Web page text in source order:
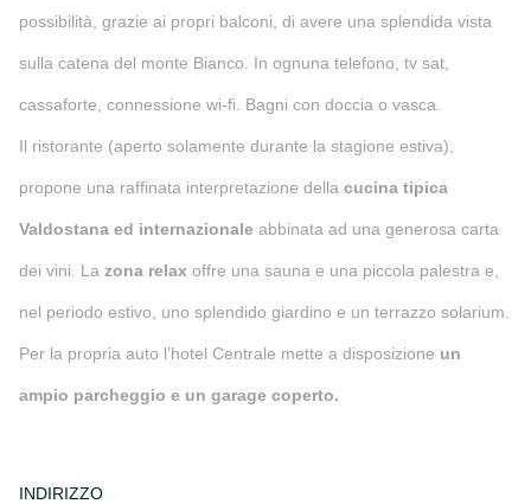
possibilità, grazie ai propri balconi, di avere una splendida vista
sulla catena del monte Bianco. In ognuna telefono, tv sat,
cassaforte, connessione wi-fi. Bagni con doccia o vasca.
Il ristorante (aperto solamente durante la stagione estiva),
propone una raffinata interpretazione della cucina tipica
Valdostana ed internazionale abbinata ad una generosa carta
dei vini. La zona relax offre una sauna e una piccola palestra e,
nel periodo estivo, uno splendido giardino e un terrazzo solarium.
Per la propria auto l’hotel Centrale mette a disposizione un
ampio parcheggio e un garage coperto.
INDIRIZZO